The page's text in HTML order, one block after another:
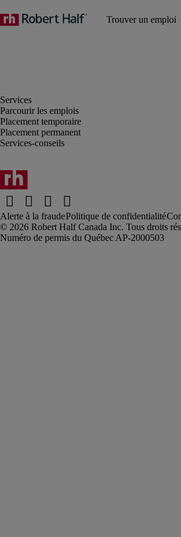
Parcourir les emplois
Placement temporaire
Placement permanent
Services-conseils
Alerte à la fraudePolitique de confidentialité
Robert Half Canada Inc. Tous droits